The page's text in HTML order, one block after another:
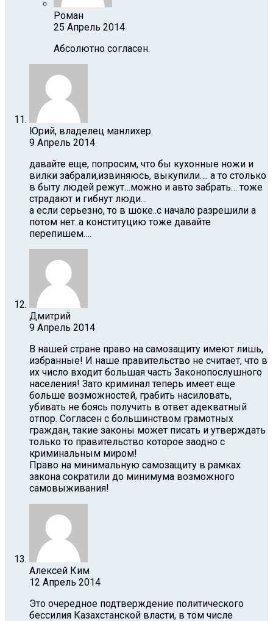
Роман
25 Апрель 2014
Абсолютно согласен.
Юрий, владелец манлихер.
9 Апрель 2014
давайте еще, попросим, что бы кухонные ножи и
вилки забрали,извиняюсь, выкупили…. а то столько
в быту людей режут…можно и авто забрать… тоже
страдают и гибнут люди…
а если серьезно, то в шоке..с начало разрешили а
потом нет..а конституцию тоже давайте
перепишем….
Дмитрий
9 Апрель 2014
В нашей стране право на самозащиту имеют лишь,
избранные! И наше правительство не считает, что в
их число входит большая часть Законопослушного
населения! Зато криминал теперь имеет еще
больше возможностей, грабить насиловать,
убивать не боясь получить в ответ адекватный
отпор. Согласен с большинством грамотных
граждан, такие законы может писать и утверждать
только то правительство которое заодно с
криминальным миром!
Право на минимальную самозащиту в рамках
закона сократили до минимума возможного
самовыживания!
Алексей Ким
12 Апрель 2014
Это очередное подтверждение политического
бессилия Казахстанской власти, в том числе